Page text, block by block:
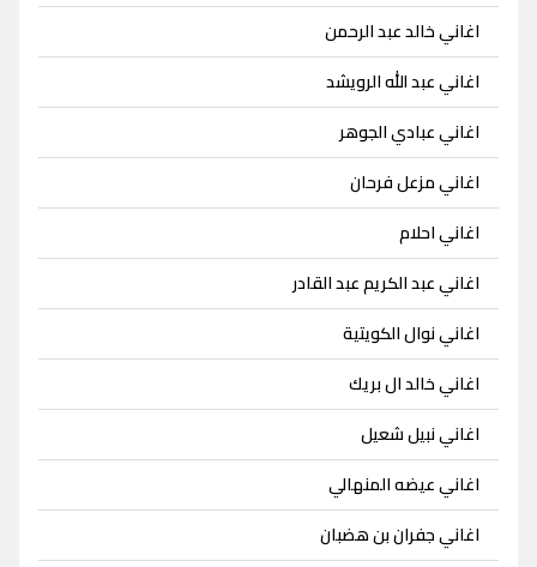
اغاني خالد عبد الرحمن
اغاني عبد الله الرويشد
اغاني عبادي الجوهر
اغاني مزعل فرحان
اغاني احلام
اغاني عبد الكريم عبد القادر
اغاني نوال الكويتية
اغاني خالد ال بريك
اغاني نبيل شعيل
اغاني عيضه المنهالي
اغاني جفران بن هضبان